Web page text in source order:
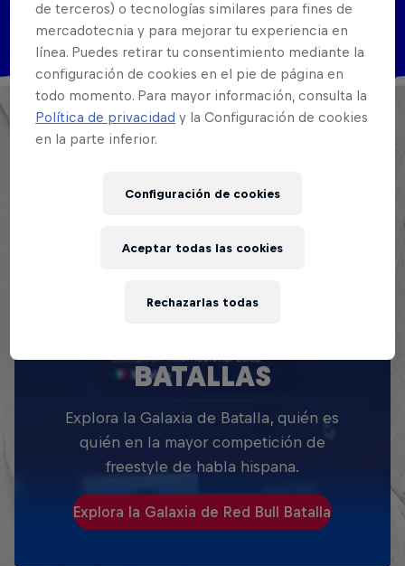
Disciplinas
MC
BATALLAS
Explora la Galaxia de Batalla, quién es
quién en la mayor competición de
freestyle de habla hispana.
Explora la Galaxia de Red Bull Batalla
de terceros) o tecnologías similares para fines de
mercadotecnia y para mejorar tu experiencia en
línea. Puedes retirar tu consentimiento mediante la
configuración de cookies en el pie de página en
todo momento. Para mayor información, consulta la
Política de privacidad y la Configuración de cookies
en la parte inferior.
Configuración de cookies
Rechazarlas todas
Aceptar todas las cookies